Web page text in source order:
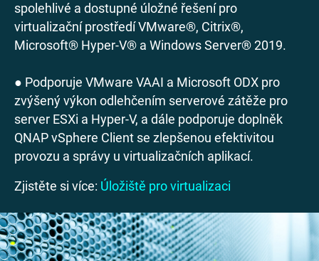
spolehlivé a dostupné úložné řešení pro
virtualizační prostředí VMware®, Citrix®,
Microsoft® Hyper-V® a Windows Server® 2019.
● Podporuje VMware VAAI a Microsoft ODX pro
zvýšený výkon odlehčením serverové zátěže pro
server ESXi a Hyper-V, a dále podporuje doplněk
QNAP vSphere Client se zlepšenou efektivitou
provozu a správy u virtualizačních aplikací.
Zjistěte si více: Úložiště pro virtualizaci